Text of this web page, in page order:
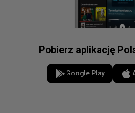
Pobierz aplikację
Google Play